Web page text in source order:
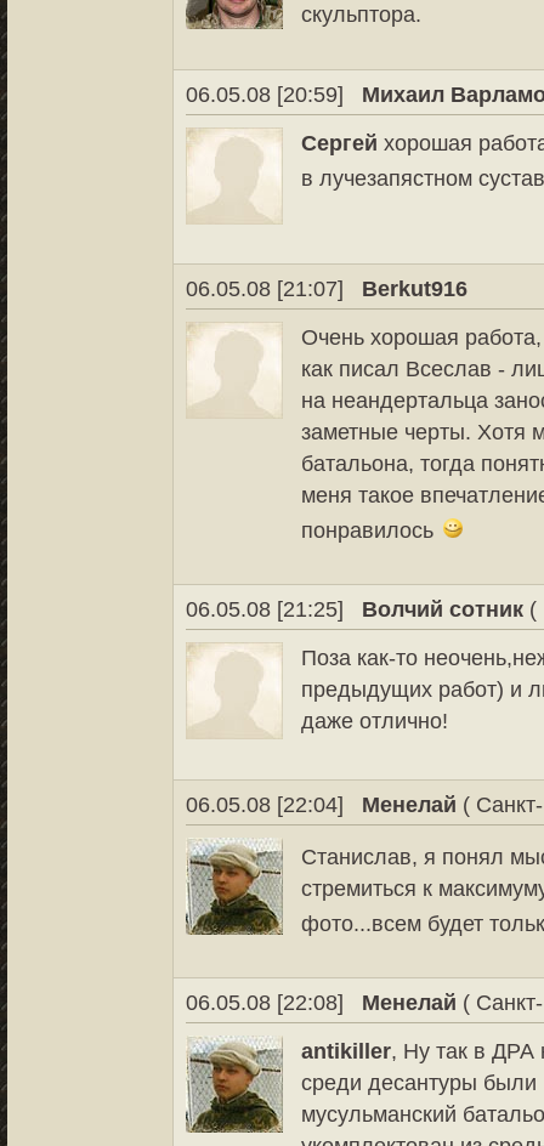
скульптора.
06.05.08 [20:59]
Михаил
Сергей хорошая
в лучезапястном
06.05.08 [21:07]
Berkut916
Очень хорошая
как писал Всеслав -
на неандертальца
заметные черты. Хотя
батальона, тогда
меня такое
понравилось
06.05.08 [21:25] Волчий сотник (
Поза как-то
предыдущих работ) и
даже отлично!
06.05.08 [22:04] Менелай (
Станислав, я понял
стремиться к
фото...всем будет
06.05.08 [22:08] Менелай (
antikiller, Ну так в ДРА
среди десантуры
мусульманский